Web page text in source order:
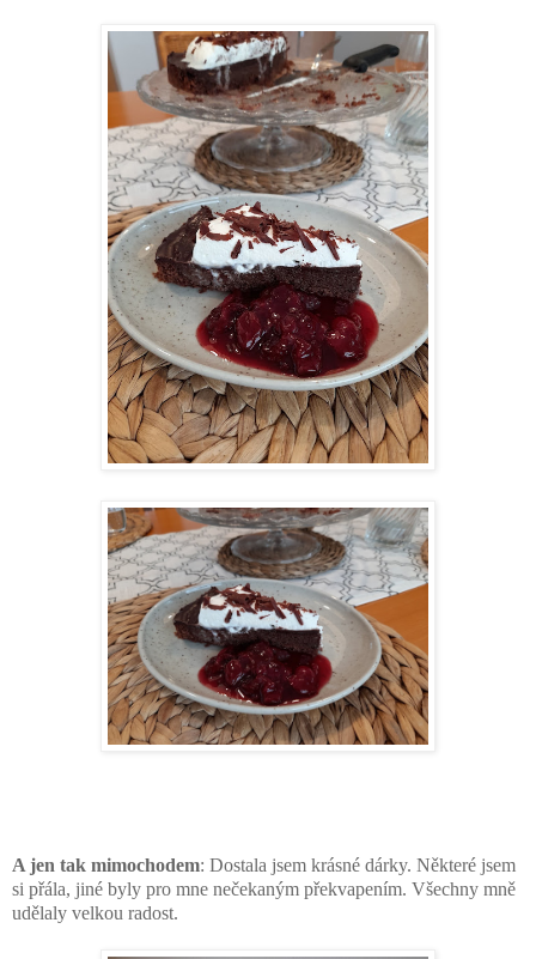
A jen tak mimochodem: Dostala jsem krásné dárky. Některé jsem
si přála, jiné byly pro mne nečekaným překvapením. Všechny mně
udělaly velkou radost.